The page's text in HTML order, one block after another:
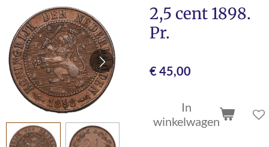
2,5 cent 1898.
Pr.
€ 45,00
In
winkelwagen